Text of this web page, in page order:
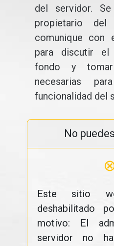
del servidor.
propietario
comunique con
para discutir
fondo y
necesarias
funcionalidad del
No
Este sitio
deshabilitado
motivo: El
servidor no